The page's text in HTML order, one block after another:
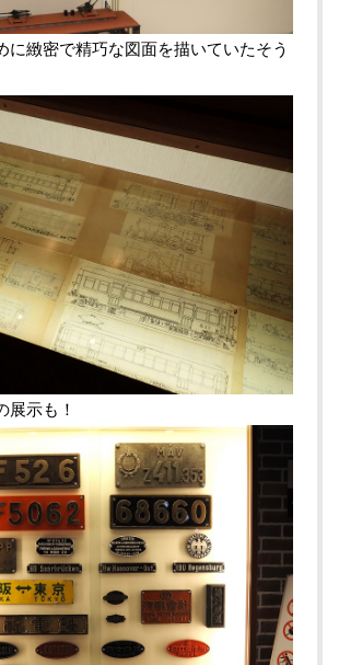
に緻密で精巧な図面を描いていたそう
展示も！